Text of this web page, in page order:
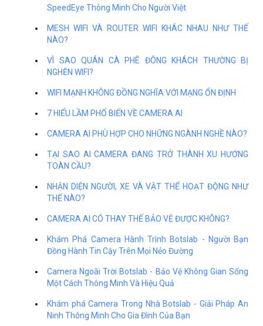
SpeedEye Thông Minh Cho Người Việt
MESH WIFI VÀ ROUTER WIFI KHÁC NHAU NHƯ THẾ
NÀO?
VÌ SAO QUÁN CÀ PHÊ ĐÔNG KHÁCH THƯỜNG BỊ
NGHẼN WIFI?
WIFI MẠNH KHÔNG ĐỒNG NGHĨA VỚI MẠNG ỔN ĐỊNH
7 HIỂU LẦM PHỔ BIẾN VỀ CAMERA AI
CAMERA AI PHÙ HỢP CHO NHỮNG NGÀNH NGHỀ NÀO?
TẠI SAO AI CAMERA ĐANG TRỞ THÀNH XU HƯỚNG
TOÀN CẦU?
NHẬN DIỆN NGƯỜI, XE VÀ VẬT THỂ HOẠT ĐỘNG NHƯ
THẾ NÀO?
CAMERA AI CÓ THAY THẾ BẢO VỆ ĐƯỢC KHÔNG?
Khám Phá Camera Hành Trình Botslab - Người Bạn
Đồng Hành Tin Cậy Trên Mọi Nẻo Đường
Camera Ngoài Trời Botslab - Bảo Vệ Không Gian Sống
Một Cách Thông Minh Và Hiệu Quả
Khám phá Camera Trong Nhà Botslab - Giải Pháp An
Ninh Thông Minh Cho Gia Đình Của Bạn